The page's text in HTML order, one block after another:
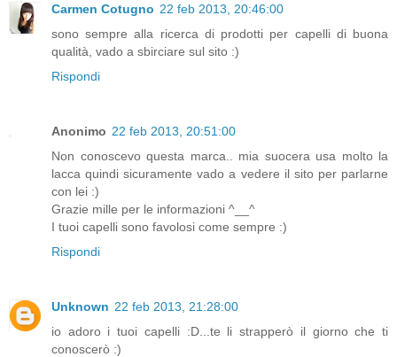
Carmen Cotugno 22 feb 2013, 20:46:00
sono sempre alla ricerca di prodotti per capelli di buona
qualità, vado a sbirciare sul sito :)
Rispondi
Anonimo 22 feb 2013, 20:51:00
Non conoscevo questa marca.. mia suocera usa molto la
lacca quindi sicuramente vado a vedere il sito per parlarne
con lei :)
Grazie mille per le informazioni ^__^
I tuoi capelli sono favolosi come sempre :)
Rispondi
Unknown 22 feb 2013, 21:28:00
io adoro i tuoi capelli :D...te li strapperò il giorno che ti
conoscerò :)